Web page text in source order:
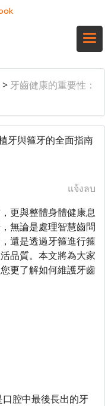
> 牙齒健康的重要性：
牙與箍牙的全面指南
แจ้งลบ
更與整體身體健康息
無論是處理智慧齒問
還是透過牙箍進行箍
品質。本文將為大家
更了解如何維護牙齒
腔中最後長出的牙